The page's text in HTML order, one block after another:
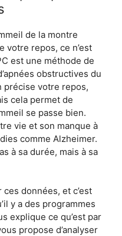
de la montre
votre repos, ce n’est
est une méthode de
obstructives du
précise votre repos,
cela permet de
se passe bien.
vie et son manque à
comme Alzheimer.
à sa durée, mais à sa
ces données, et c’est
y a des programmes
explique ce qu’est par
propose d’analyser